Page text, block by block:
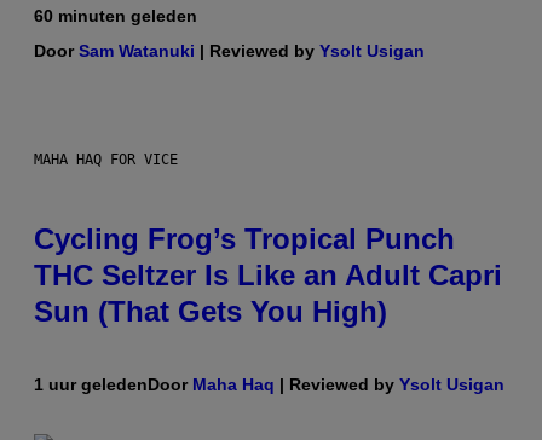
60 minuten geleden
DoorSam Watanuki | Reviewed by Ysolt Usigan
MAHA HAQ FOR VICE
Cycling Frog’s Tropical Punch
THC Seltzer Is Like an Adult Capri
Sun (That Gets You High)
1 uur geledenDoor Maha Haq | Reviewed by Ysolt Usigan